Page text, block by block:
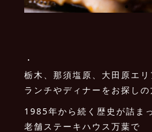
・
栃木、那須塩原、大田原エリ
ランチやディナーをお探しの
1985年から続く歴史が詰ま
老舗ステーキハウス万葉で